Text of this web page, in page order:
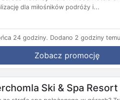
dla miłośników podróży i...
24 godziny. Dodano 2 godziny
Zobacz promocję
Ski & Spa Resort